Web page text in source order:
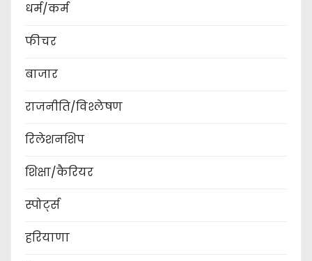
धर्म/कर्म
फीचर
बाजार
राजनीति/विश्लेषण
रिलेशनशिप
शिक्षा/कैरियर
स्पोर्ट्स
हरियाणा